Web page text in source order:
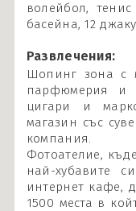
волейбол,
басейна, 12
Развлечения:
Шопинг зона с
парфюмерия и
цигари и
магазин със
компания.
Фотоателие,
най-хубавите
интернет кафе,
1500 места в